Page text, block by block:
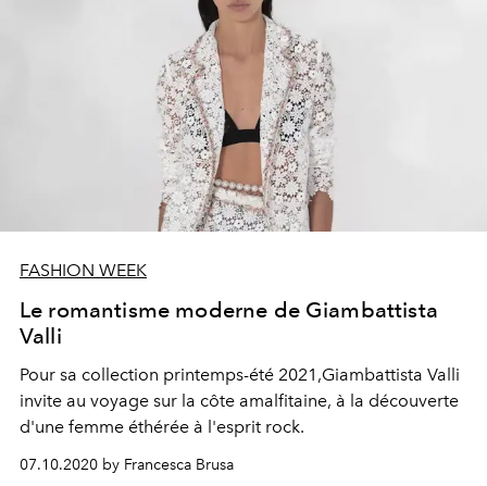
FASHION WEEK
Le romantisme moderne de Giambattista
Valli
Pour sa collection printemps-été 2021,Giambattista Valli
invite au voyage sur la côte amalfitaine, à la découverte
d'une femme éthérée à l'esprit rock.
07.10.2020 by Francesca Brusa